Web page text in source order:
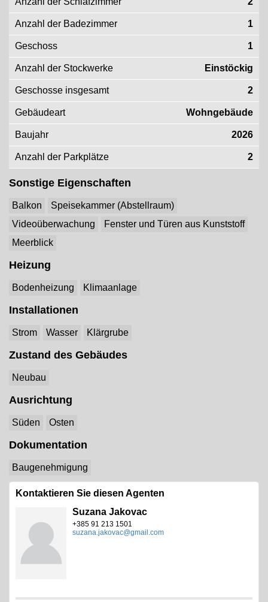
Anzahl der Badezimmer 1
Geschoss 1
Anzahl der Stockwerke Einstöckig
Geschosse insgesamt 2
Gebäudeart Wohngebäude
Baujahr 2026
Anzahl der Parkplätze 2
Sonstige Eigenschaften
Balkon
Speisekammer (Abstellraum)
Videoüberwachung
Fenster und Türen aus Kunststoff
Meerblick
Heizung
Bodenheizung Klimaanlage
Installationen
Strom Wasser Klärgrube
Zustand des Gebäudes
Neubau
Ausrichtung
Süden Osten
Dokumentation
Baugenehmigung
Kontaktieren Sie diesen Agenten
Suzana Jakovac
+385 91 213 1501
suzana.jakovac@gmail.com